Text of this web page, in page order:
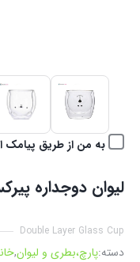
به من از طریق پیامک
لیوان دوجداره
Double Layer Glass Cup
دسته:پارچ،بطری و لیوان,